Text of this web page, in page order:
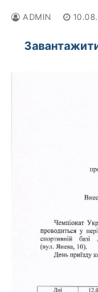
ADMIN